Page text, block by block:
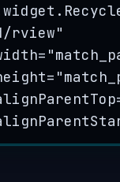
widget .
rview"
= "
= "